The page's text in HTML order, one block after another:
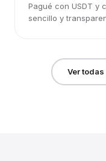
Pagué con USDT y
sencillo y
Ver